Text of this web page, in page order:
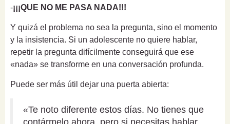
-¡¡¡QUE NO ME PASA NADA!!!
Y quizá el problema no sea la pregunta, sino el momento
y la insistencia. Si un adolescente no quiere hablar,
repetir la pregunta difícilmente conseguirá que ese
«nada» se transforme en una conversación profunda.
Puede ser más útil dejar una puerta abierta:
«Te noto diferente estos días. No tienes que
contármelo ahora, pero si necesitas hablar,